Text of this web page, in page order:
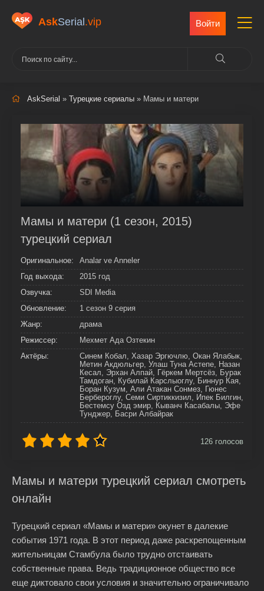
AskSerial .vip Войти
AskSerial » Турецкие сериалы » Мамы и матери
Мамы и матери (1 сезон, 2015)
турецкий сериал
Оригинальное:
Analar ve Anneler
Год выхода:
2015 год
Озвучка:
SDI Media
Обновление:
1 сезон 9 серия
Жанр:
драма
Режиссер:
Мехмет Ада Озтекин
Актёры:
Синем Кобал, Хазар Эргючлю, Окан Ялабык,
Метин Акдюльгер, Улаш Туна Астепе, Назан
Кесал, Эрхан Алпай, Гёркем Мертсёз, Бурак
Тамдоган, Кубилай Карслыоглу, Биннур Кая,
Боран Кузум, Али Атакан Сонмез, Гюнес
Бербероглу, Семи Сиртиккизил, Ипек Билгин,
Бестемсу Озд эмир, Кыванч Касабалы, Эфе
Тунджер, Басри Албайрак
126 голосов
Мамы и матери турецкий сериал смотреть
онлайн
Турецкий сериал «Мамы и матери» окунет в далекие
события 1971 года. В этот период даже раскрепощенным
жительницам Стамбула было трудно отстаивать
собственные права. Ведь традиционное общество все
еще диктовало свои условия и значительно ограничивало